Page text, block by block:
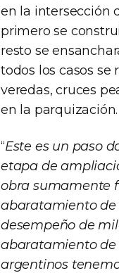
en la intersección
primero se
resto se
todos los casos
veredas, cruces
en la parquización.
“Este es un paso
etapa de
obra sumamente
abaratamiento de
desempeño de
abaratamiento de
argentinos